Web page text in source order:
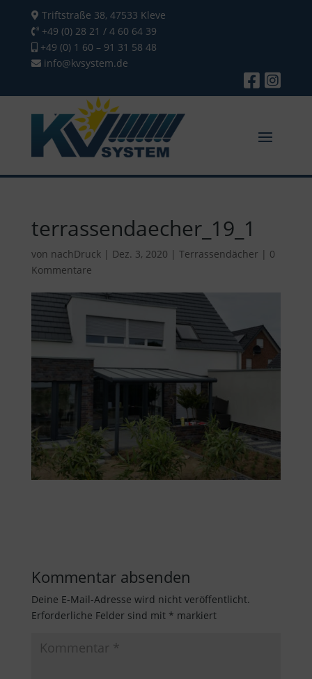
Triftstraße 38, 47533 Kleve
+49 (0) 28 21 / 4 60 64 39
+49 (0) 1 60 – 91 31 58 48
info@kvsystem.de
terrassendaecher_19_1
von nachDruck| Dez. 3, 2020 | Terrassendächer | 0
Kommentare
Kommentar absenden
Deine E-Mail-Adresse wird nicht veröffentlicht.
Erforderliche Felder sind mit * markiert